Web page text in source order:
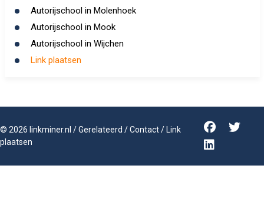
Autorijschool in Molenhoek
Autorijschool in Mook
Autorijschool in Wijchen
Link plaatsen
© 2026 linkminer.nl /Gerelateerd /Contact/ Link
plaatsen